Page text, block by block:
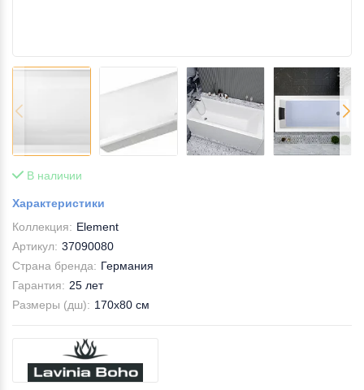
В наличии
Характеристики
Коллекция: Element
Артикул: 37090080
Страна бренда: Германия
Гарантия: 25 лет
Размеры (дш): 170x80 см